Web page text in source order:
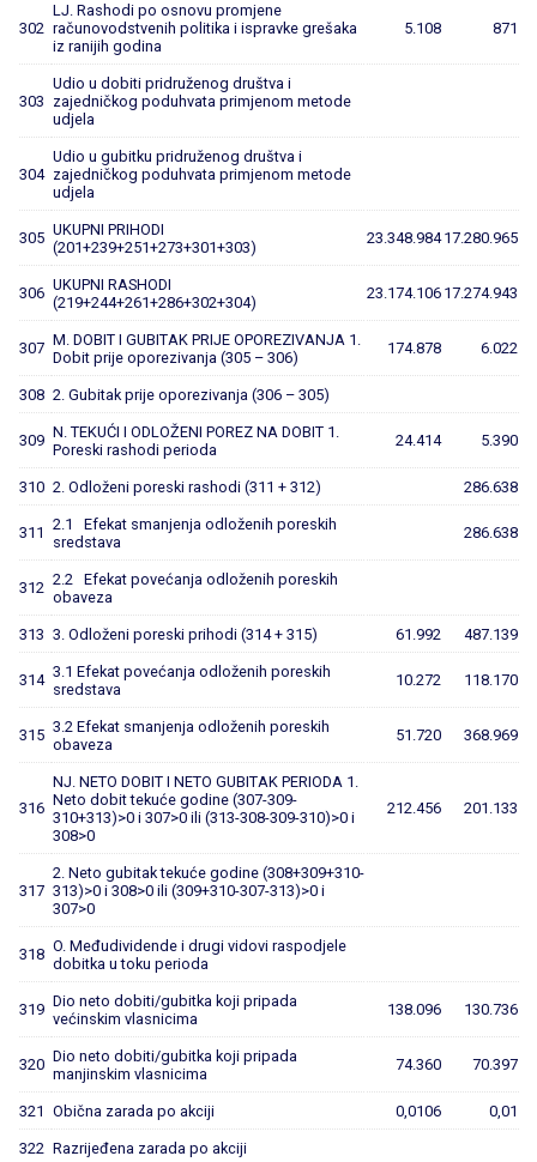
302
LJ. Rashodi po osnovu promjene
računovodstvenih politika i ispravke grešaka
iz ranijih godina
5.108 871
303
Udio u dobiti pridruženog društva i
zajedničkog poduhvata primjenom metode
udjela
304
Udio u gubitku pridruženog društva i
zajedničkog poduhvata primjenom metode
udjela
305 UKUPNI PRIHODI
(201+239+251+273+301+303)
23.348.984 17.280.965
306 UKUPNI RASHODI
(219+244+261+286+302+304)
23.174.106 17.274.943
307 M. DOBIT I GUBITAK PRIJE OPOREZIVANJA 1.
Dobit prije oporezivanja (305 – 306)
174.878 6.022
308 2. Gubitak prije oporezivanja (306 – 305)
309 N. TEKUĆI I ODLOŽENI POREZ NA DOBIT 1.
Poreski rashodi perioda
24.414 5.390
310 2. Odloženi poreski rashodi (311 + 312) 286.638
311 2.1 Efekat smanjenja odloženih poreskih
sredstava
286.638
312 2.2 Efekat povećanja odloženih poreskih
obaveza
313 3. Odloženi poreski prihodi (314 + 315) 61.992 487.139
314 3.1 Efekat povećanja odloženih poreskih
sredstava
10.272 118.170
315 3.2 Efekat smanjenja odloženih poreskih
obaveza
51.720 368.969
316
NJ. NETO DOBIT I NETO GUBITAK PERIODA 1.
Neto dobit tekuće godine (307-309-
310+313)>0 i 307>0 ili (313-308-309-310)>0 i
308>0
212.456 201.133
317
2. Neto gubitak tekuće godine (308+309+310-
313)>0 i 308>0 ili (309+310-307-313)>0 i
307>0
318 O. Međudividende i drugi vidovi raspodjele
dobitka u toku perioda
319 Dio neto dobiti/gubitka koji pripada
većinskim vlasnicima
138.096 130.736
320 Dio neto dobiti/gubitka koji pripada
manjinskim vlasnicima
74.360 70.397
321 Obična zarada po akciji 0,0106 0,01
322 Razrijeđena zarada po akciji